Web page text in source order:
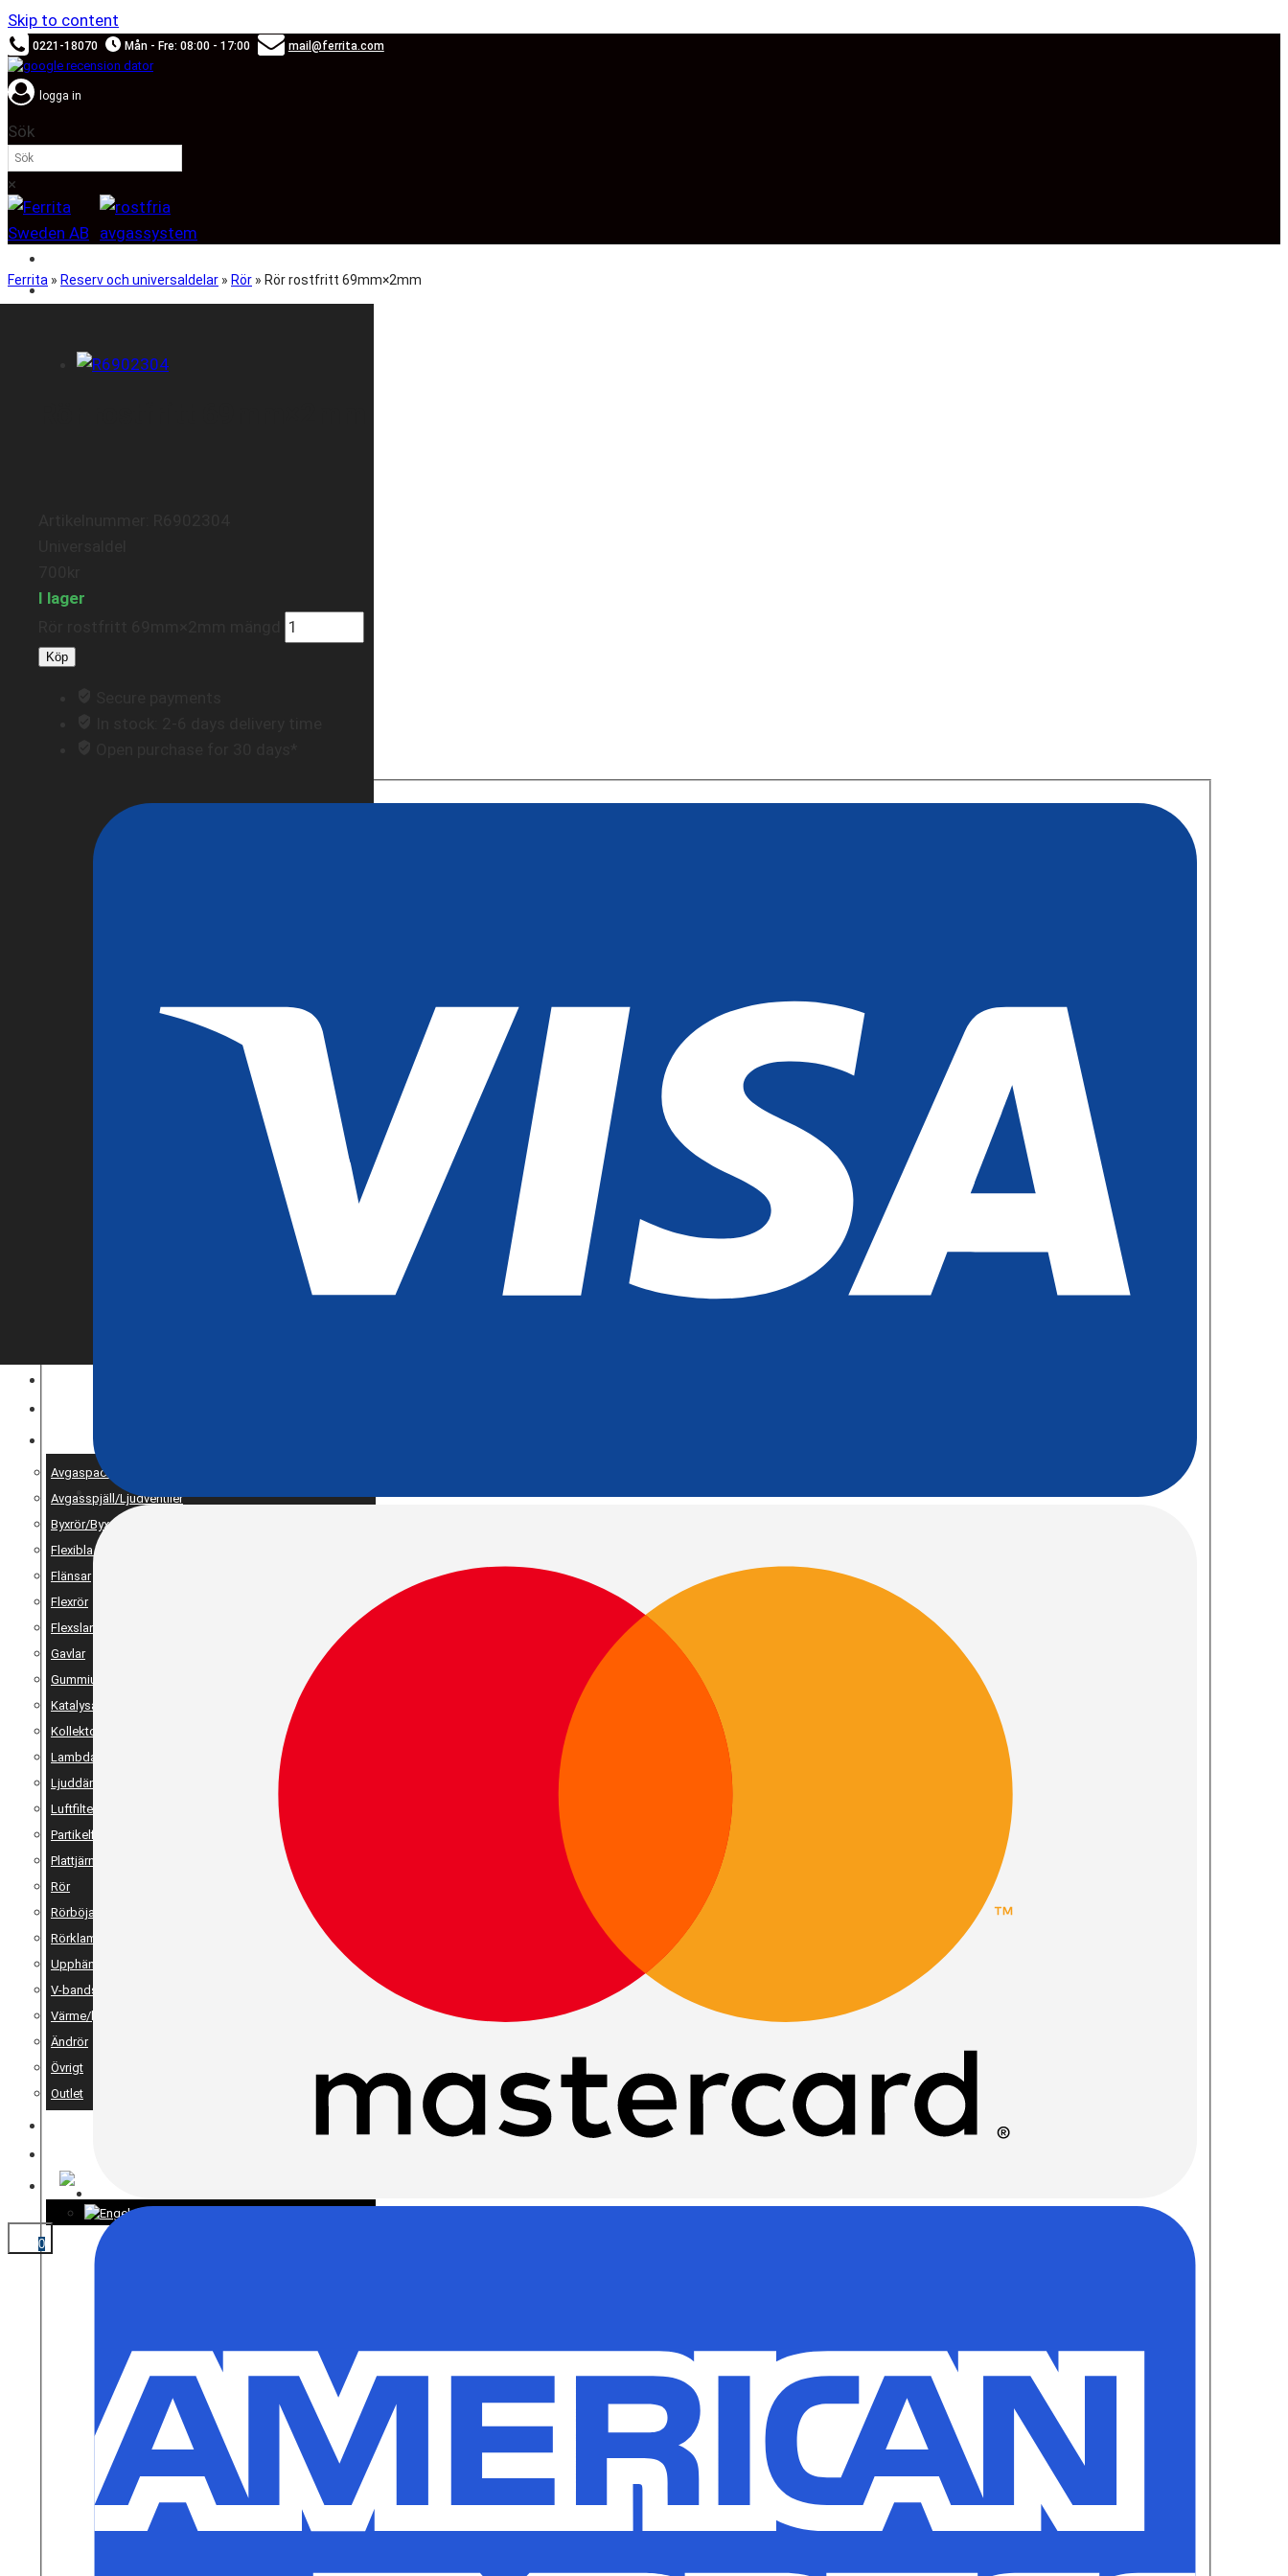
Skip to content
0221-18070 Mån - Fre: 08:00 - 17:00 mail@ferrita.com
logga in
Sök
×
BILMÄRKEN
RESERV OCH UNIVERSALDELAR
Avgaspackningar
Avgasspjäll/Ljudventiler
Byxrör/Byxdelning/X-pipe
Flexibla bälgar
Flänsar
Flexrör
Flexslang
Gavlar
Gummiupphängning
Katalysator
Kollektor
Lambda
Ljuddämpare
Luftfilter
Partikelfilter
Plattjärn, vinkeljärn & stänger
Rör
Rörböjar
Rörklammer
Upphängning
V-bandsklammer & V-bandsflänsar
Värme/ljudisolering
Ändrör
Övrigt
Outlet
0
Ferrita » Reserv och universaldelar » Rör » Rör rostfritt 69mm×2mm
I lager
Köp